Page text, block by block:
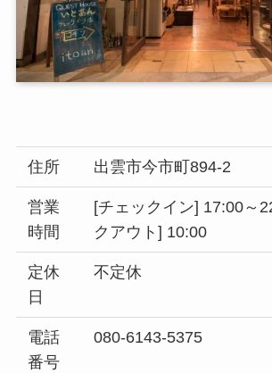
住所 出雲市今市町894-2
営業
時間
[チェックイン] 17:00～
クアウト] 10:00
定休
日
不定休
電話
番号
080-6143-5375